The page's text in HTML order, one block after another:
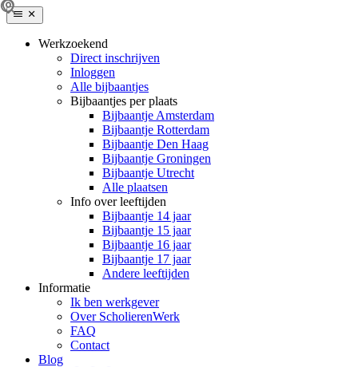
Werkzoekend
Direct inschrijven
Inloggen
Alle bijbaantjes
Bijbaantjes per plaats
Bijbaantje Amsterdam
Bijbaantje Rotterdam
Bijbaantje Den Haag
Bijbaantje Groningen
Bijbaantje Utrecht
Alle plaatsen
Info over leeftijden
Bijbaantje 14 jaar
Bijbaantje 15 jaar
Bijbaantje 16 jaar
Bijbaantje 17 jaar
Andere leeftijden
Informatie
Ik ben werkgever
Over ScholierenWerk
FAQ
Contact
Blog